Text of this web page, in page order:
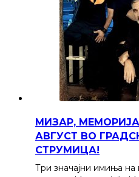
МИЗАР,
АВГУСТ ВО
СТРУМИЦА!
Три значајни имиња на